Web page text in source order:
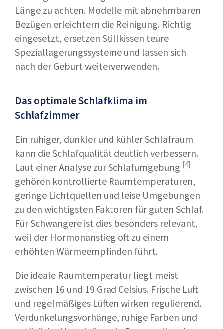
Länge zu achten. Modelle mit abnehmbaren
Bezügen erleichtern die Reinigung. Richtig
eingesetzt, ersetzen Stillkissen teure
Speziallagerungssysteme und lassen sich
nach der Geburt weiterverwenden.
Das optimale Schlafklima im
Schlafzimmer
Ein ruhiger, dunkler und kühler Schlafraum
kann die Schlafqualität deutlich verbessern.
Laut einerAnalyse zur Schlafumgebung [4]
gehören kontrollierte Raumtemperaturen,
geringe Lichtquellen und leise Umgebungen
zu den wichtigsten Faktoren für guten Schlaf.
Für Schwangere ist dies besonders relevant,
weil der Hormonanstieg oft zu einem
erhöhten Wärmeempfinden führt.
Die ideale Raumtemperatur liegt meist
zwischen 16 und 19 Grad Celsius. Frische Luft
und regelmäßiges Lüften wirken regulierend.
Verdunkelungsvorhänge, ruhige Farben und